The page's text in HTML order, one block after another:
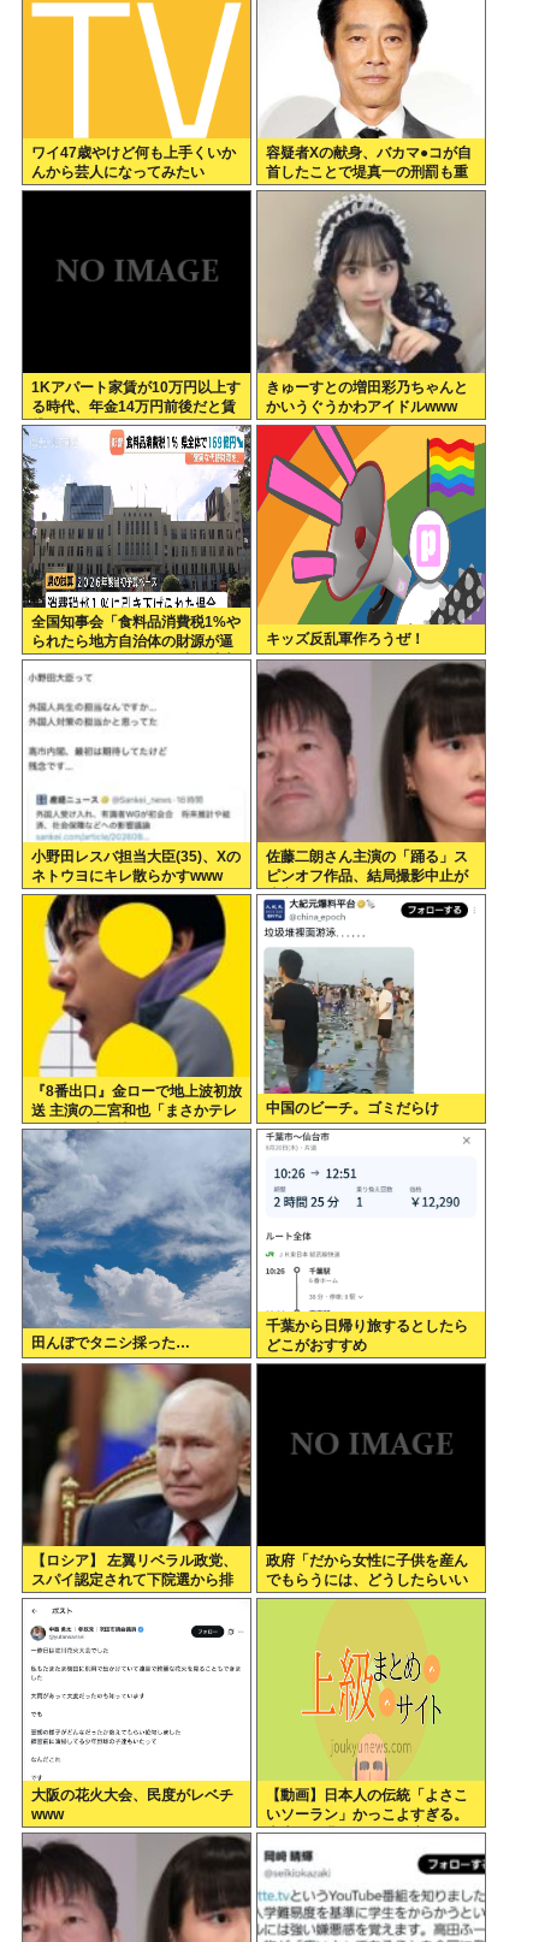
ワイ47歳やけど何も上手くいか
んから芸人になってみたい
容疑者Xの献身、バカマ●コが自
首したことで堤真一の刑罰も重
くなるwww
1Kアパート家賃が10万円以上す
る時代、年金14万円前後だと賃
貸の人は無理じゃね？
きゅーすとの増田彩乃ちゃんと
かいうぐうかわアイドルwww
全国知事会「食料品消費税1%や
られたら地方自治体の財源が逼
迫してしまう 」…この流れ地方
税増税するしかないよ、もう
キッズ反乱軍作ろうぜ！
小野田レスバ担当大臣(35)、Xの
ネトウヨにキレ散らかすwww
佐藤二朗さん主演の「踊る」ス
ピンオフ作品、結局撮影中止が
決定www
『8番出口』金ローで地上波初放
送 主演の二宮和也「まさかテレ
ビにまで迷い込んでしまうと
は」
中国のビーチ。ゴミだらけ
田んぼでタニシ採った…
千葉から日帰り旅するとしたら
どこがおすすめ
【ロシア】 左翼リベラル政党、
スパイ認定されて下院選から排
除
政府「だから女性に子供を産ん
でもらうには、どうしたらいい
のよ;;」
大阪の花火大会、民度がレベチ
www
【動画】日本人の伝統「よさこ
いソーラン」かっこよすぎる。
古来から我々のDNAに刻まれた
踊り